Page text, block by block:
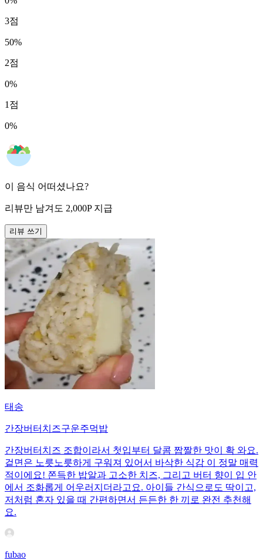
3점
50%
2점
0%
1 점
0%
이 음식 어떠셨나요?
리뷰만 남겨도 2,000P 지급
리뷰 쓰기
태송
간장버터치즈구운주먹밥
간장버터치즈 조합이라서 첫입부터 달콤 짭짤한 맛이 확 와요.
겉면은 노릇노릇하게 구워져 있어서 바삭한 식감 이 정말 매력
적이에요! 쫀득한 밥알과 고소한 치즈, 그리고 버터 향이 입 안
에서 조화롭게 어우러지더라고요. 아이들 간식으로도 딱이고,
저처럼 혼자 있을 때 간편하면서 든든한 한 끼로 완전 추천해
요.
fubao